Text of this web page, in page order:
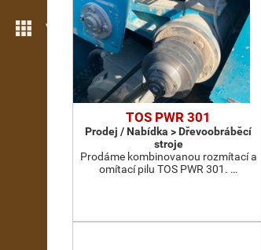
Více možností
TOS PWR 301
Prodej / Nabídka > Dřevoobráběcí
stroje
Prodáme kombinovanou rozmítací a
omítací pilu TOS PWR 301. …